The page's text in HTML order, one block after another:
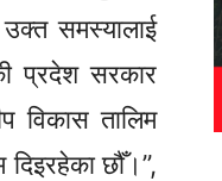
समस्यालाई
प्रदेश सरकार
विकास तालिम
दिइरहेका छौँ।”,